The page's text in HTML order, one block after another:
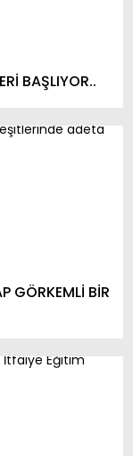
BAŞLIYOR..
GÖRKEMLİ BİR